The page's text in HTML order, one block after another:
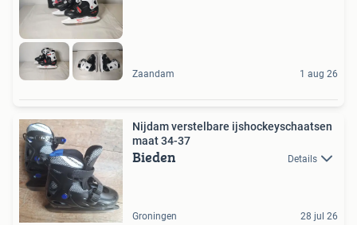
Zaandam 1 aug 26
Nijdam verstelbare ijshockeyschaatsen
maat 34-37
Bieden Details
Groningen 28 jul 26